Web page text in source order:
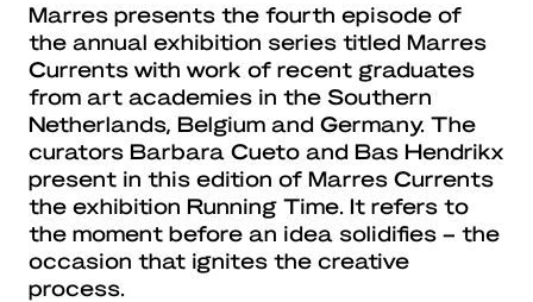
Shop
Zoek
Marres presents the fourth episode of
the annual exhibition series titled Marres
Currents with work of recent graduates
from art academies in the Southern
Netherlands, Belgium and Germany. The
curators Barbara Cueto and Bas Hendrikx
present in this edition of Marres Currents
the exhibition Running Time. It refers to
the moment before an idea solidifies – the
occasion that ignites the creative
process.